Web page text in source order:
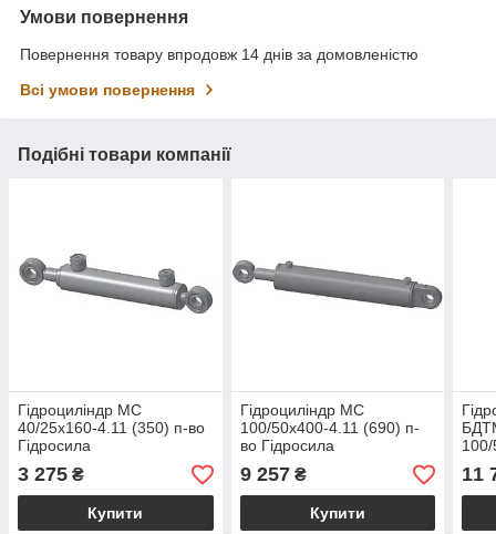
Умови повернення
Повернення товару впродовж 14 днів за домовленістю
Всі умови повернення
Подібні товари компанії
Гідроциліндр МС
40/25х160-4.11 (350) п-во
Гідросила
3 275 ₴
Купити
Гідроциліндр МС
100/50х400-4.11 (690) п-
во Гідросила
9 257₴
Купити
во
11